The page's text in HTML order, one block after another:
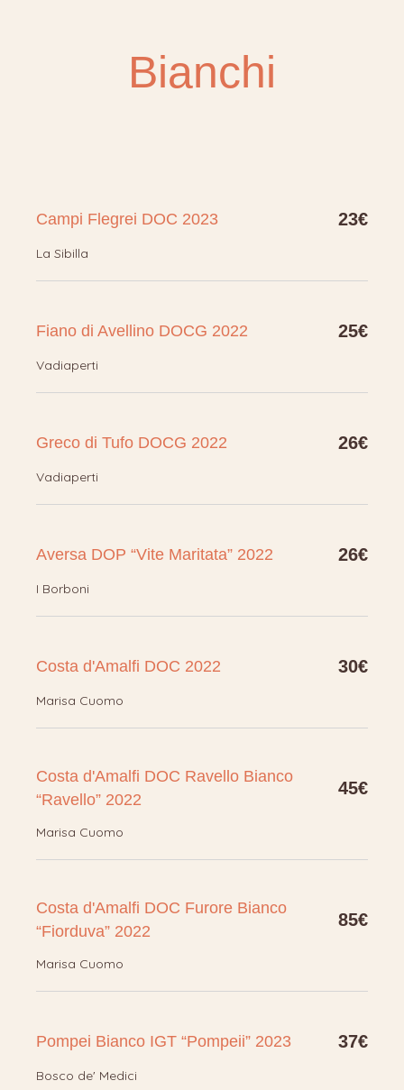
Bianchi
Campi Flegrei DOC 2023 23€
La Sibilla
Fiano di Avellino DOCG 2022 25€
Vadiaperti
Greco di Tufo DOCG 2022 26€
Vadiaperti
Aversa DOP “Vite Maritata” 2022 26€
I Borboni
Costa d'Amalfi DOC 2022 30€
Marisa Cuomo
Costa d'Amalfi DOC Ravello Bianco
“Ravello” 2022
45€
Marisa Cuomo
Costa d'Amalfi DOC Furore Bianco
“Fiorduva” 2022
85€
Marisa Cuomo
Pompei Bianco IGT “Pompeii” 2023 37€
Bosco de' Medici